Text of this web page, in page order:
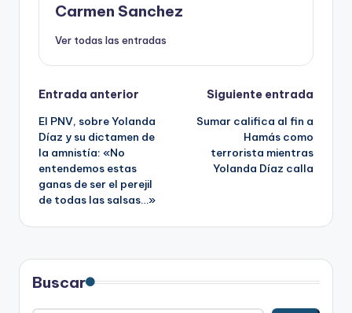
Carmen Sanchez
Ver todas las entradas
Navegación
de
entradas
Entrada anterior
El PNV, sobre Yolanda
Díaz y su dictamen de
la amnistía: «No
entendemos estas
ganas de ser el perejil
de todas las salsas…»
Siguiente entrada
Sumar califica al fin a
Hamás como
terrorista mientras
Yolanda Díaz calla
Buscar